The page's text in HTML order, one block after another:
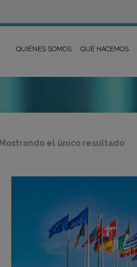
QUIÉNES SOMOS QUÉ HACEMOS
Mostrando el único resultado